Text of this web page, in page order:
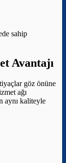
sahip
Avantajı
göz önüne
ağı
aynı kaliteyle